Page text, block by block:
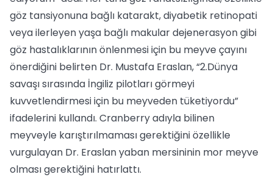
göz tansiyonuna bağlı katarakt, diyabetik retinopati
veya ilerleyen yaşa bağlı makular dejenerasyon gibi
göz hastalıklarının önlenmesi için bu meyve çayını
önerdiğini belirten Dr. Mustafa Eraslan, “2.Dünya
savaşı sırasında İngiliz pilotları görmeyi
kuvvetlendirmesi için bu meyveden tüketiyordu”
ifadelerini kullandı. Cranberry adıyla bilinen
meyveyle karıştırılmaması gerektiğini özellikle
vurgulayan Dr. Eraslan yaban mersininin mor meyve
olması gerektiğini hatırlattı.